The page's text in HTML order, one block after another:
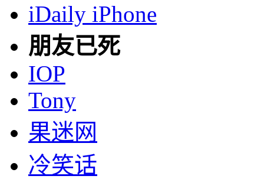
iDaily iPhone
朋友已死
IOP
Tony
果迷网
冷笑话